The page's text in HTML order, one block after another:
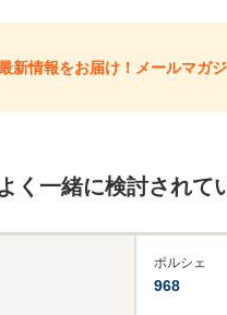
新情報をお届け！メールマガ
く一緒に検討されて
ポルシェ
968